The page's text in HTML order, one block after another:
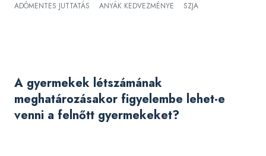
ADÓMENTES JUTTATÁS ANYÁK KEDVEZMÉNYE SZJA
A gyermekek létszámának
meghatározásakor figyelembe lehet-e
venni a felnőtt gyermekeket?